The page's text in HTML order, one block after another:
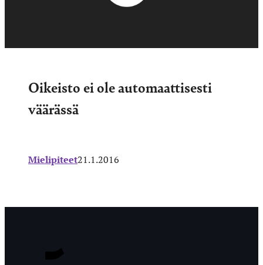
Oikeisto ei ole automaattisesti
väärässä
Mielipiteet21.1.2016